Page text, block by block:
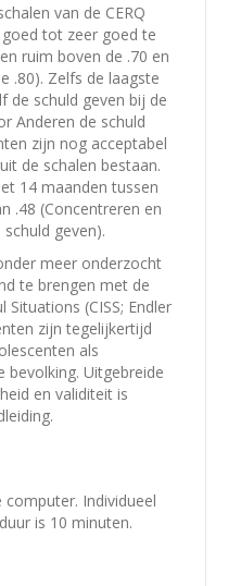
van de CERQ
tot zeer goed te
ruim boven de .70 en
.80). Zelfs de laagste
de schuld geven bij de
Anderen de schuld
zijn nog acceptabel
de schalen bestaan.
14 maanden tussen
.48 (Concentreren en
geven).
meer onderzocht
te brengen met de
(CISS; Endler
zijn tegelijkertijd
als
bevolking. Uitgebreide
en validiteit is
Individueel
is 10 minuten.